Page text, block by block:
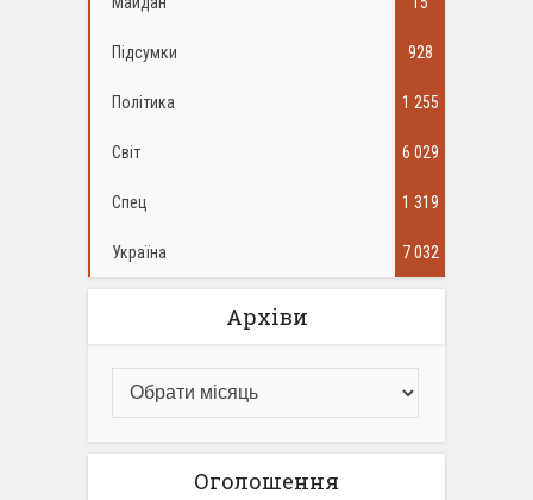
Підсумки 928
Політика 1 255
Світ 6 029
Спец 1 319
Україна 7 032
Архіви
Оголошення